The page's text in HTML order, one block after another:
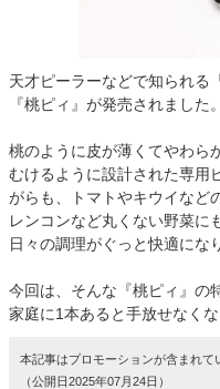
天才ピーラーなどで知られる
『桃ピィ』が発売されました。
桃のように皮が薄くてやわら
むけるように設計された専用
がらも、トマトやキウイなど
レンコンなど丸くない野菜に
日々の調理がぐっと快適にな
今回は、そんな『桃ピィ』の
家庭に1本あると手放せなく
本記事はプロモーションが含まれて
（公開日2025年07月24日）